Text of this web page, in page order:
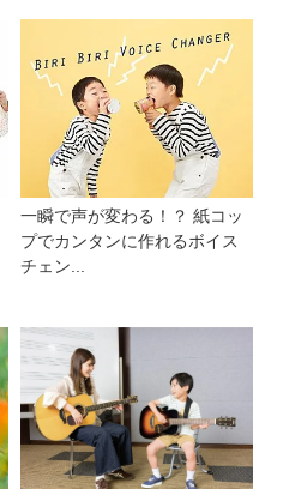
一瞬で声が変わる！？ 紙コッ
プでカンタンに作れるボイス
チェン...